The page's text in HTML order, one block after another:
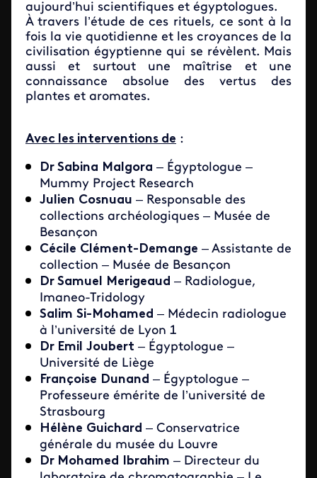
aujourd’hui scientifiques et égyptologues.
À travers l’étude de ces rituels, ce sont à la
fois la vie quotidienne et les croyances de la
civilisation égyptienne qui se révèlent. Mais
aussi et surtout une maîtrise et une
connaissance absolue des vertus des
plantes et aromates.
Avec les interventions de :
Dr Sabina Malgora – Égyptologue –
Mummy Project Research
Julien Cosnuau – Responsable des
collections archéologiques – Musée de
Besançon
Cécile Clément-Demange – Assistante de
collection – Musée de Besançon
Dr Samuel Merigeaud – Radiologue,
Imaneo-Tridology
Salim Si-Mohamed – Médecin radiologue
à l’université de Lyon 1
Dr Emil Joubert – Égyptologue –
Université de Liège
Françoise Dunand – Égyptologue –
Professeure émérite de l’université de
Strasbourg
Hélène Guichard – Conservatrice
générale du musée du Louvre
Dr Mohamed Ibrahim – Directeur du